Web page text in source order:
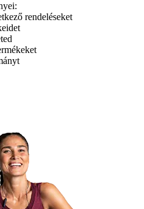
rendeléseket